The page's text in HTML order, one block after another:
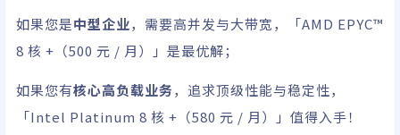
如果您是中型企业，需要高并发与大带宽，「AMD EPYC™
8 核 +（500 元 / 月）」是最优解；
如果您有核心高负载业务，追求顶级性能与稳定性，
「Intel Platinum 8 核 +（580 元 / 月）」值得入手！